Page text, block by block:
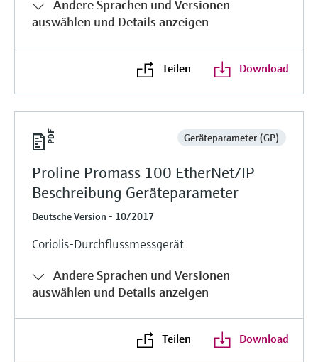
Andere Sprachen und Versionen
auswählen und Details anzeigen
Teilen Download
Geräteparameter (GP)
Proline Promass 100 EtherNet/IP
Beschreibung Geräteparameter
Deutsche Version - 10/2017
Coriolis-Durchflussmessgerät
Andere Sprachen und Versionen
auswählen und Details anzeigen
Teilen Download